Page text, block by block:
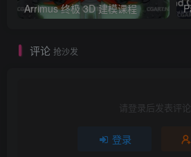
Arrimus 终极 3D 建模课程
评论 抢沙发
请登录后发表评论
登录